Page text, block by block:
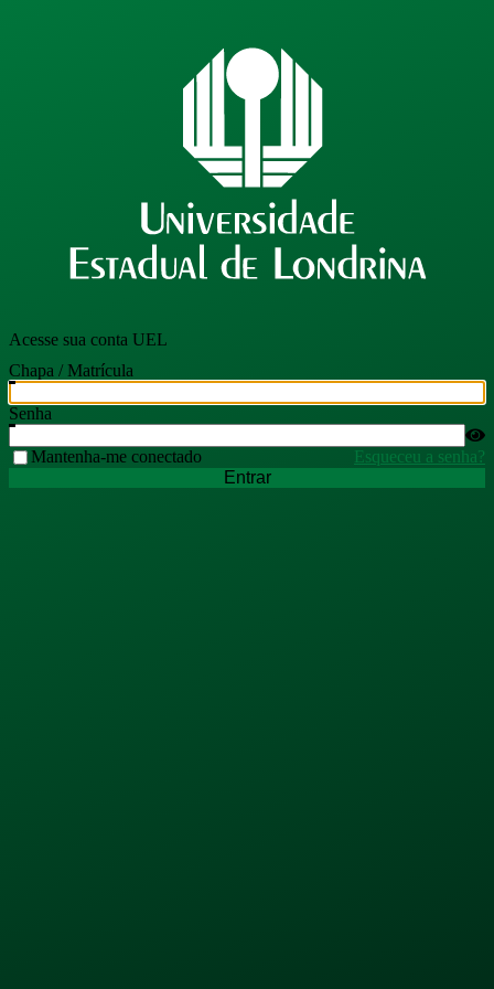
Acesse sua conta UEL
Chapa / Matrícula
Senha
Mantenha-me conectado
Esqueceu a senha?
Entrar